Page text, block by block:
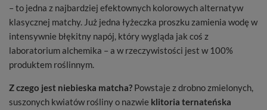
– to jedna z najbardziej efektownych kolorowych alternatyw
klasycznej matchy. Już jedna łyżeczka proszku zamienia wodę w
intensywnie błękitny napój, który wygląda jak coś z
laboratorium alchemika – a w rzeczywistości jest w 100%
produktem roślinnym.
Z czego jest niebieska matcha? Powstaje z drobno zmielonych,
suszonych kwiatów rośliny o nazwie klitoria ternateńska